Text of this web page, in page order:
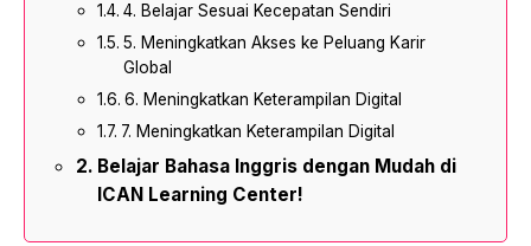
4. Belajar Sesuai Kecepatan Sendiri
5. Meningkatkan Akses ke Peluang Karir
Global
6. Meningkatkan Keterampilan Digital
7. Meningkatkan Keterampilan Digital
Belajar Bahasa Inggris dengan Mudah di
ICAN Learning Center!